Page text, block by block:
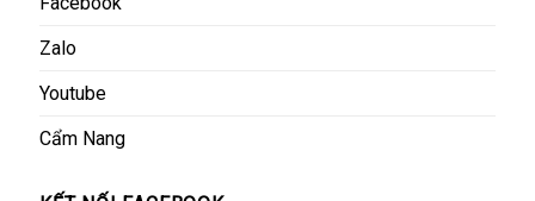
Zalo
Youtube
Cẩm Nang